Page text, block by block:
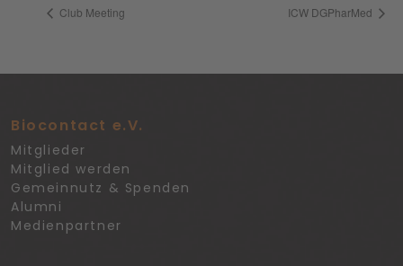
Club Meeting ICW DGPharMed
Biocontact e.V.
Mitglieder
Mitglied werden
Gemeinnutz & Spenden
Alumni
Medienpartner